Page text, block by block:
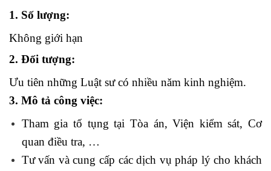
1. Số lượng:
Không giới hạn
2. Đối tượng:
Ưu tiên những Luật sư có nhiều năm kinh nghiệm.
3. Mô tả công việc:
Tham gia tố tụng tại Tòa án, Viện kiểm sát, Cơ
quan điều tra, …
Tư vấn và cung cấp các dịch vụ pháp lý cho khách